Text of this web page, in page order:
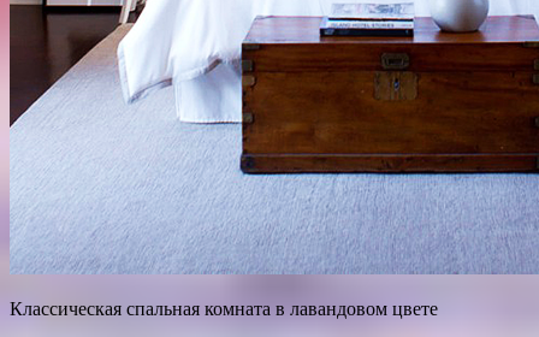
Классическая спальная комната в лавандовом цвете